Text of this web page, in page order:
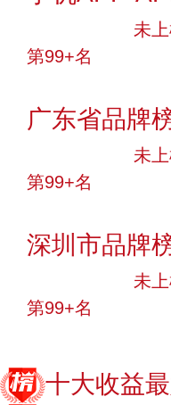
未
第99+名
广东省品牌
未
第99+名
深圳市品牌
未
第99+名
十大收益